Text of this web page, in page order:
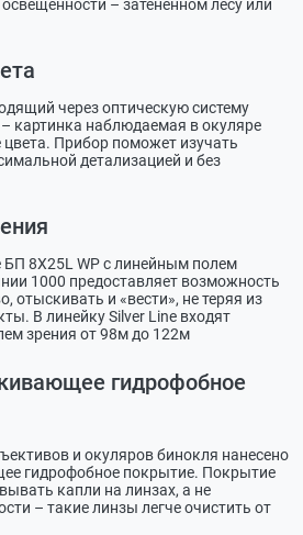
– затененном лесу или
через оптическую систему
картинка наблюдаемая в окуляре
цвета. Прибор поможет изучать
детализацией и без
БП 8X25L WP с линейным полем
1000 предоставляет возможность
отыскивать и «вести», не теряя из
В линейку Silver Line входят
зрения от 98м до 122м
гидрофобное
и окуляров бинокля нанесено
гидрофобное покрытие. Покрытие
капли на линзах, а не
– такие линзы легче очистить от